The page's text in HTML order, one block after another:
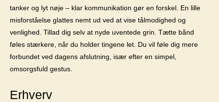
tanker og lyt nøje – klar kommunikation gør en forskel. En lille
misforståelse glattes nemt ud ved at vise tålmodighed og
venlighed. Tillad dig selv at nyde uventede grin. Tætte bånd
føles stærkere, når du holder tingene let. Du vil føle dig mere
forbundet ved dagens afslutning, især efter en simpel,
omsorgsfuld gestus.
Erhverv